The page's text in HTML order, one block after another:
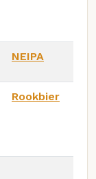
NEIPA
Rookbier